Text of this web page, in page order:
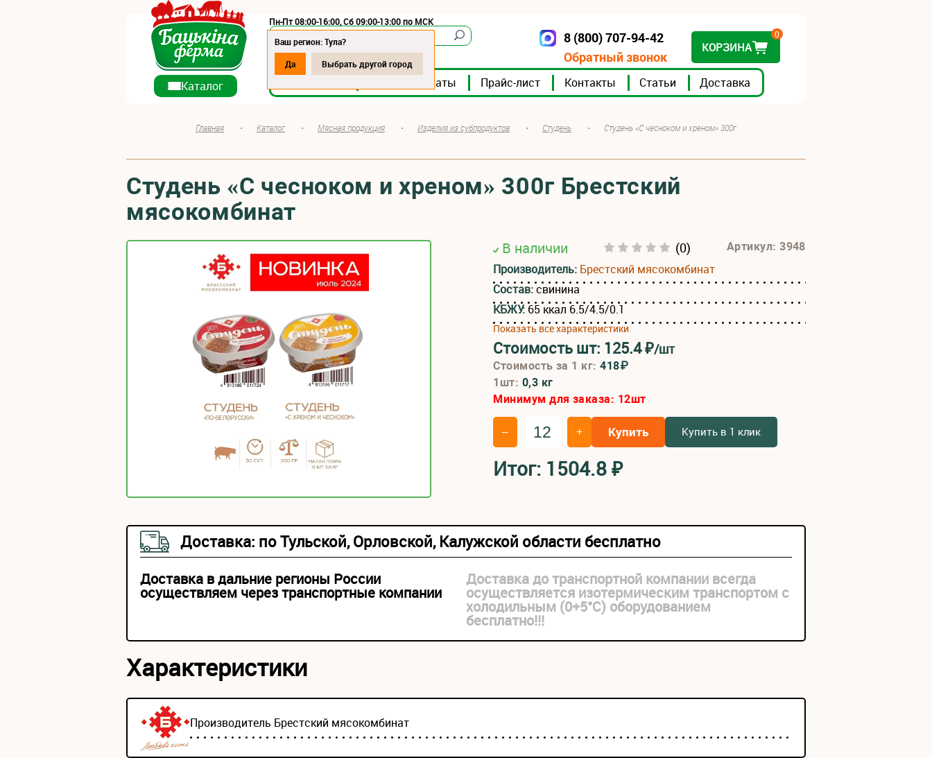
Пн-Пт 08:00-16:00, Сб 09:00-13:00 по МСК
Мясокомбинаты Прайс-лист Контакты Статьи Доставка
8 (800) 707-94-42
Обратный звонок
КОРЗИНА
0
Ваш регион: Тула?
Да
Выбрать другой город
Каталог
Главная • Каталог • Мясная продукция • Изделия из субпродуктов • Студень • Студень «С чесноком и хреном» 300г
Студень «С чесноком и хреном» 300г Брестский
мясокомбинат
В наличии (0) Артикул: 3948
Производитель: Брестский мясокомбинат
Состав:свинина
КБЖУ: 65 ккал 6.5/4.5/0.1
Показать все характеристики
Стоимость шт: 125.4₽/шт
Стоимость за 1 кг:418₽
1шт: 0,3 кг
Минимум для заказа: 12шт
– + Купить Купить в 1 клик
Итог: 1504.8₽
Доставка: по Тульской, Орловской, Калужской области бесплатно
Доставка в дальние регионы России
осуществляем через транспортные компании
Доставка до транспортной компании всегда
осуществляется изотермическим транспортом с
холодильным (0+5°С) оборудованием
бесплатно!!!
Характеристики
Производитель Брестский мясокомбинат